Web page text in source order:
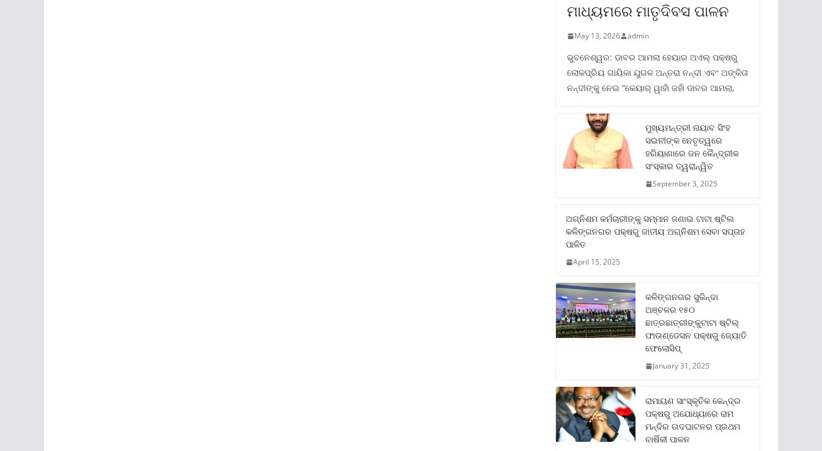
ମାଧ୍ୟମରେ ମାତୃଦିବସ ପାଳନ
May 13, 2026 admin
ଭୁବନେଶ୍ୱର: ଡାବର ଆମଲା ହେୟାର ଅଏଲ୍ ପକ୍ଷରୁ
ଲୋକପ୍ରିୟ ଗାୟିକା ଯୁଗଳ ଅନ୍ତରା ନନ୍ଦୀ ଏବଂ ଅଙ୍କିତା
ନନ୍ଦୀଙ୍କୁ ନେଇ “କେୟାର୍ ୱାହାଁ ଜହାଁ ଡାବର ଆମଲା,
ମୁଖ୍ୟମନ୍ତ୍ରୀ ନାୟାବ ସିଂହ
ସଇନୀଙ୍କ ନେତୃତ୍ୱରେ
ହରିୟାଣାରେ ଜନ କୈନ୍ଦ୍ରୀକ
ସଂସ୍କାର ତ୍ୱରାନ୍ୱିତ
September 3, 2025
ଅଗ୍ନିଶମ କର୍ମଚାରୀଙ୍କୁ ସମ୍ମାନ ଜଣାଇ ଟାଟା ଷ୍ଟିଲ
କଳିଙ୍ଗନଗର ପକ୍ଷରୁ ଜାତୀୟ ଅଗ୍ନିଶମ ସେବା ସପ୍ତାହ
ପାଳିତ
April 15, 2025
କଳିଙ୍ଗନଗର ସୁକିନ୍ଦା
ଅଞ୍ଚଳର ୧୫୦
ଛାତ୍ରଛାତ୍ରୀଙ୍କୁଟାଟା ଷ୍ଟିଲ୍
ଫାଉଣ୍ଡେସନ ପକ୍ଷରୁ ଜ୍ୟୋତି
ଫେଲୋସିପ୍‌
January 31, 2025
ରାମାୟଣ ସାଂସ୍କୃତିକ କେନ୍ଦ୍ର
ପକ୍ଷରୁ ଅଯୋଧ୍ୟାରେ ରାମ
ମନ୍ଦିର ଉଦଘାଟନର ପ୍ରଥମ
ବାର୍ଷିକୀ ପାଳନ